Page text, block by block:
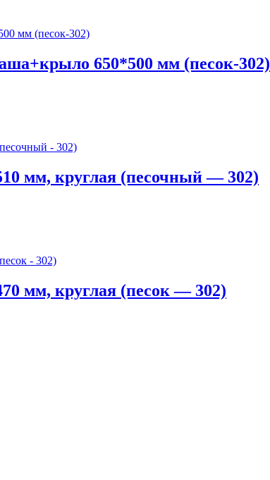
650*500 мм (песок-302)
мм, круглая (песочный — 302)
мм, круглая (песок — 302)